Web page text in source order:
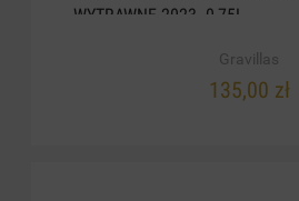
WYTRAWNE 2023. 0,75L
Gravillas
135,00 zł